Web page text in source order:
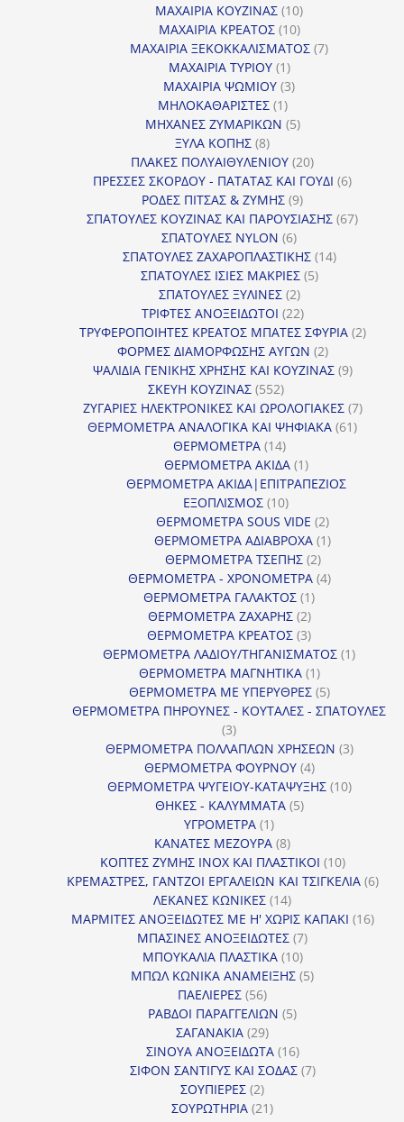
προϊόντα
ΜΑΧΑΙΡΙΑ ΚΟΥΖΙΝΑΣ 1010
προϊόντα
ΜΑΧΑΙΡΙΑ ΚΡΕΑΤΟΣ 1010
προϊόντα
ΜΑΧΑΙΡΙΑ ΞΕΚΟΚΚΑΛΙΣΜΑΤΟΣ 77
ΜΑΧΑΙΡΙΑ ΤΥΡΙΟΥ 11
προϊόν
ΜΑΧΑΙΡΙΑ ΨΩΜΙΟΥ 33
ΜΗΛΟΚΑΘΑΡΙΣΤΕΣ 11
προϊόν
ΜΗΧΑΝΕΣ ΖΥΜΑΡΙΚΩΝ 55
ΞΥΛΑ ΚΟΠΗΣ 88
προϊόντα
ΠΛΑΚΕΣ ΠΟΛΥΑΙΘΥΛΕΝΙΟΥ 2020
προϊόντα
ΠΡΕΣΣΕΣ ΣΚΟΡΔΟΥ - ΠΑΤΑΤΑΣ ΚΑΙ ΓΟΥΔΙ 66
ΡΟΔΕΣ ΠΙΤΣΑΣ & ΖΥΜΗΣ 99
προϊόντα
ΣΠΑΤΟΥΛΕΣ ΚΟΥΖΙΝΑΣ ΚΑΙ ΠΑΡΟΥΣΙΑΣΗΣ 6767
ΣΠΑΤΟΥΛΕΣ NYLON 66
προϊόντα
ΣΠΑΤΟΥΛΕΣ ΖΑΧΑΡΟΠΛΑΣΤΙΚΗΣ 1414
ΣΠΑΤΟΥΛΕΣ ΙΣΙΕΣ ΜΑΚΡΙΕΣ 55
ΣΠΑΤΟΥΛΕΣ ΞΥΛΙΝΕΣ 22
προϊόντα
ΤΡΙΦΤΕΣ ΑΝΟΞΕΙΔΩΤΟΙ 2222
προϊόντα
ΤΡΥΦΕΡΟΠΟΙΗΤΕΣ ΚΡΕΑΤΟΣ ΜΠΑΤΕΣ ΣΦΥΡΙΑ 22
ΦΟΡΜΕΣ ΔΙΑΜΟΡΦΩΣΗΣ ΑΥΓΩΝ 22
προϊόντα
ΨΑΛΙΔΙΑ ΓΕΝΙΚΗΣ ΧΡΗΣΗΣ ΚΑΙ ΚΟΥΖΙΝΑΣ 99
ΣΚΕΥΗ ΚΟΥΖΙΝΑΣ 552552
προϊόντα
ΖΥΓΑΡΙΕΣ ΗΛΕΚΤΡΟΝΙΚΕΣ ΚΑΙ ΩΡΟΛΟΓΙΑΚΕΣ 77
ΘΕΡΜΟΜΕΤΡΑ ΑΝΑΛΟΓΙΚΑ ΚΑΙ ΨΗΦΙΑΚΑ 6161
ΘΕΡΜΟΜΕΤΡΑ 1414
προϊόντα
ΘΕΡΜΟΜΕΤΡΑ ΑΚΙΔΑ 11
προϊόν
ΘΕΡΜΟΜΕΤΡΑ ΑΚΙΔΑ|ΕΠΙΤΡΑΠΕΖΙΟΣ
ΕΞΟΠΛΙΣΜΟΣ 1010
προϊόντα
ΘΕΡΜΟΜΕΤΡΑ SOUS VIDE 22
προϊόντα
ΘΕΡΜΟΜΕΤΡΑ ΑΔΙΑΒΡΟΧΑ 11
ΘΕΡΜΟΜΕΤΡΑ ΤΣΕΠΗΣ 22
προϊόντα
ΘΕΡΜΟΜΕΤΡΑ - ΧΡΟΝΟΜΕΤΡΑ 44
ΘΕΡΜΟΜΕΤΡΑ ΓΑΛΑΚΤΟΣ 11
προϊόν
ΘΕΡΜΟΜΕΤΡΑ ΖΑΧΑΡΗΣ 22
προϊόντα
ΘΕΡΜΟΜΕΤΡΑ ΚΡΕΑΤΟΣ 33
προϊόντα
ΘΕΡΜΟΜΕΤΡΑ ΛΑΔΙΟΥ/ΤΗΓΑΝΙΣΜΑΤΟΣ 11
ΘΕΡΜΟΜΕΤΡΑ ΜΑΓΝΗΤΙΚΑ 11
προϊόν
ΘΕΡΜΟΜΕΤΡΑ ΜΕ ΥΠΕΡΥΘΡΕΣ 55
προϊόντα
ΘΕΡΜΟΜΕΤΡΑ ΠΗΡΟΥΝΕΣ - ΚΟΥΤΑΛΕΣ - ΣΠΑΤΟΥΛΕΣ
33
προϊόντα
ΘΕΡΜΟΜΕΤΡΑ ΠΟΛΛΑΠΛΩΝ ΧΡΗΣΕΩΝ 33
ΘΕΡΜΟΜΕΤΡΑ ΦΟΥΡΝΟΥ 44
προϊόντα
ΘΕΡΜΟΜΕΤΡΑ ΨΥΓΕΙΟΥ-ΚΑΤΑΨΥΞΗΣ 1010
ΘΗΚΕΣ - ΚΑΛΥΜΜΑΤΑ 55
ΥΓΡΟΜΕΤΡΑ 11
προϊόν
ΚΑΝΑΤΕΣ ΜΕΖΟΥΡΑ 88
προϊόντα
ΚΟΠΤΕΣ ΖΥΜΗΣ INOX ΚΑΙ ΠΛΑΣΤΙΚΟΙ 1010
προϊόντα
ΚΡΕΜΑΣΤΡΕΣ, ΓΑΝΤΖΟΙ ΕΡΓΑΛΕΙΩΝ ΚΑΙ ΤΣΙΓΚΕΛΙΑ 66
ΛΕΚΑΝΕΣ ΚΩΝΙΚΕΣ 1414
προϊόντα
ΜΑΡΜΙΤΕΣ ΑΝΟΞΕΙΔΩΤΕΣ ΜΕ Η' ΧΩΡΙΣ ΚΑΠΑΚΙ 1616
ΜΠΑΣΙΝΕΣ ΑΝΟΞΕΙΔΩΤΕΣ 77
ΜΠΟΥΚΑΛΙΑ ΠΛΑΣΤΙΚΑ 1010
προϊόντα
ΜΠΩΛ ΚΩΝΙΚΑ ΑΝΑΜΕΙΞΗΣ 55
ΠΑΕΛΙΕΡΕΣ 5656
προϊόντα
ΡΑΒΔΟΙ ΠΑΡΑΓΓΕΛΙΩΝ 55
ΣΑΓΑΝΑΚΙΑ 2929
προϊόντα
ΣΙΝΟΥΑ ΑΝΟΞΕΙΔΩΤΑ 1616
προϊόντα
ΣΙΦΟΝ ΣΑΝΤΙΓΥΣ ΚΑΙ ΣΟΔΑΣ 77
ΣΟΥΠΙΕΡΕΣ 22
προϊόντα
ΣΟΥΡΩΤΗΡΙΑ 2121